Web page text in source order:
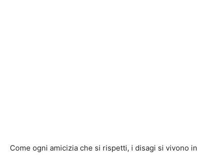
Come ogni amicizia che si rispetti, i disagi si vivono in